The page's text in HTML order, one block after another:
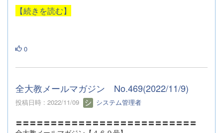
【続きを読む】
0
全大教メールマガジン No.469(2022/11/9)
投稿日時 : 2022/11/09 システム管理者
〓〓〓〓〓〓〓〓〓〓〓〓〓〓〓〓〓〓〓〓〓〓〓〓〓〓